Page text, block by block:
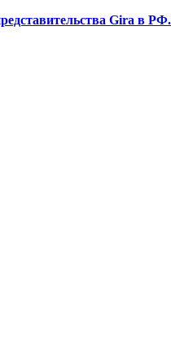
Gira в РФ.